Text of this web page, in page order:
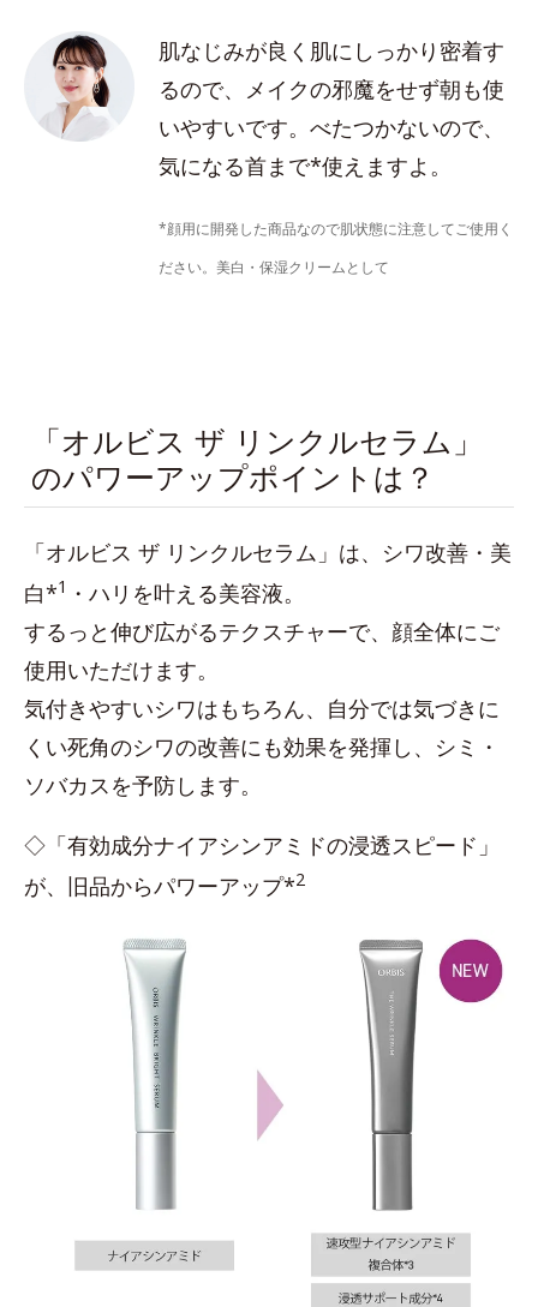
肌なじみが良く肌にしっかり密着す
るので、メイクの邪魔をせず朝も使
いやすいです。べたつかないので、
気になる首まで*使えますよ。
*顔用に開発した商品なので肌状態に注意してご使用く
ださい。美白・保湿クリームとして
「オルビス ザ リンクルセラム」
のパワーアップポイントは？
「オルビス ザ リンクルセラム」は、シワ改善・美
白*1 ・ハリを叶える美容液。
するっと伸び広がるテクスチャーで、顔全体にご
使用いただけます。
気付きやすいシワはもちろん、自分では気づきに
くい死角のシワの改善にも効果を発揮し、シミ・
ソバカスを予防します。
◇「有効成分ナイアシンアミドの浸透スピード」
が、旧品からパワーアップ*2